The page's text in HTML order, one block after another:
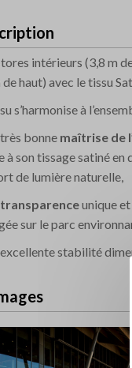
intérieurs (3,8 m
de haut) avec le tissu
s’harmonise à
bonne maîtrise de
à son tissage satiné
de lumière naturelle,
transparenceunique
sur le parc
stabilité